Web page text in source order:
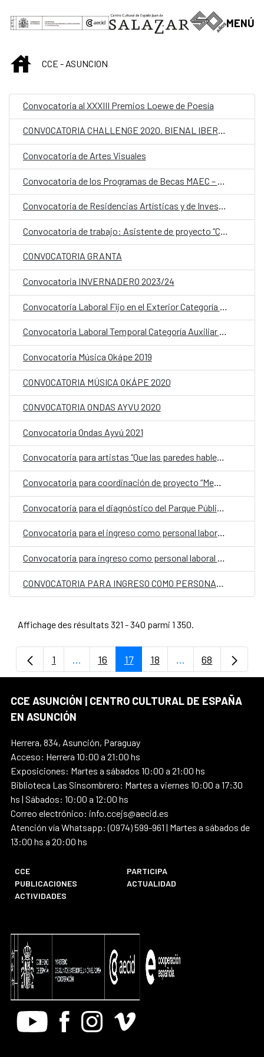
Saut au contenu principal
MENÚ
INICIOCCE - ASUNCION
Convocatoria al XXXIII Premios Loewe de Poesía
CONVOCATORIA CHALLENGE 2020. BIENAL IBEROAMERICANA DE DISEÑO
Convocatoria de Artes Visuales
Convocatoria de Residencias Artísticas y de Investigación
Convocatoria de trabajo: Asistente de proyecto “Cartografías Líquidas”
CONVOCATORIA GRANTA
Convocatoria INVERNADERO 2023/24
Convocatoria Laboral Temporal Categoría Auxiliar Administrativo CCEJS
Convocatoria Música Okápe 2019
CONVOCATORIA MÚSICA OKÁPE 2020
CONVOCATORIA ONDAS AYVU 2020
Convocatoria Ondas Ayvú 2021
Convocatoria para artistas “Que las paredes hablen, un mural para mi barrio”
Convocatoria para coordinación de proyecto “Memoria democrática, archivos y sitios de la resistencia y los derechos humanos en Paraguay”
Convocatoria para el ingreso como personal laboral fijo en el Centro Cultural de España Juan de Salazar en Paraguay, con la categoría de Auxiliar Administrativo/a
Convocatoria para ingreso como personal laboral fijo en el CCE en Paraguay con la categoría de Limpiador/a
Affichage des résultats 321 - 340 parmi 1 350.
Page
1 ...Pages intermédiaires Utilisez TAB pour
Page
16 Page
17 Page
18 ...PagesPage
68
CCE ASUNCIÓN | CENTRO CULTURAL DE ESPAÑA
EN ASUNCIÓN
Herrera, 834, Asunción, Paraguay
Acceso: Herrera 10:00 a 21:00 hs
Exposiciones: Martes a sábados 10:00 a 21:00 hs
Biblioteca Las Sinsombrero: Martes a viernes 10:00 a 17:30
hs | Sábados: 10:00 a 12:00 hs
Correo electrónico: info.ccejs@aecid.es
Atención vía Whatsapp: (0974) 599-961 | Martes a sábados de
13:00 hs a 20:00 hs
CCE
PARTICIPA
PUBLICACIONES
ACTUALIDAD
ACTIVIDADES
Youtube FacebookInstagram
Vimeo